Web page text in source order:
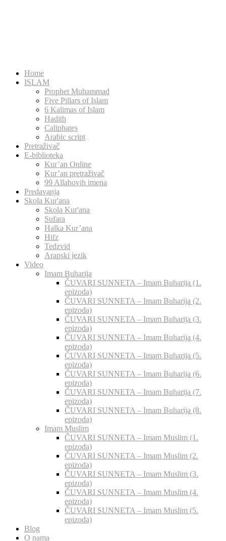
Home
ISLAM
Prophet Muhammad
Five Pillars of Islam
6 Kalimas of Islam
Hadith
Caliphates
Arabic script
Pretraživač
E-biblioteka
Kur’an Online
Kur’an pretraživač
99 Allahovih imena
Predavanja
Skola Kur'ana
Skola Kur'ana
Sufara
Halka Kur’ana
Hifz
Tedzvid
Arapski jezik
Video
Imam Buharija
ČUVARI SUNNETA – Imam Buharija (1.
epizoda)
ČUVARI SUNNETA – Imam Buharija (2.
epizoda)
ČUVARI SUNNETA – Imam Buharija (3.
epizoda)
ČUVARI SUNNETA – Imam Buharija (4.
epizoda)
ČUVARI SUNNETA – Imam Buharija (5.
epizoda)
ČUVARI SUNNETA – Imam Buharija (6.
epizoda)
ČUVARI SUNNETA – Imam Buharija (7.
epizoda)
ČUVARI SUNNETA – Imam Buharija (8.
epizoda)
Imam Muslim
ČUVARI SUNNETA – Imam Muslim (1.
epizoda)
ČUVARI SUNNETA – Imam Muslim (2.
epizoda)
ČUVARI SUNNETA – Imam Muslim (3.
epizoda)
ČUVARI SUNNETA – Imam Muslim (4.
epizoda)
ČUVARI SUNNETA – Imam Muslim (5.
epizoda)
Blog
O nama